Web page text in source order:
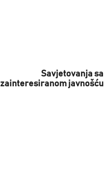
Savjetovanja sa
zainteresiranom javnošću